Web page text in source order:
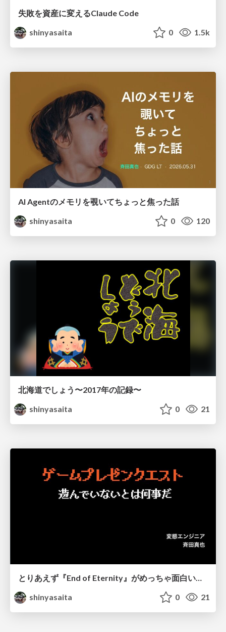
失敗を資産に変えるClaude Code
shinyasaita
0 1.5k
AI Agentのメモリを覗いてちょっと焦った話
shinyasaita
0 120
北海道でしょう〜2017年の記録〜
shinyasaita
0 21
とりあえず『End of Eternity』がめっちゃ面白いから、まあ話を聞いてくれ
shinyasaita
0 21